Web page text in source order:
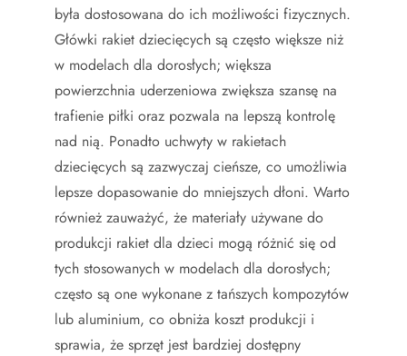
była dostosowana do ich możliwości fizycznych.
Główki rakiet dziecięcych są często większe niż
w modelach dla dorosłych; większa
powierzchnia uderzeniowa zwiększa szansę na
trafienie piłki oraz pozwala na lepszą kontrolę
nad nią. Ponadto uchwyty w rakietach
dziecięcych są zazwyczaj cieńsze, co umożliwia
lepsze dopasowanie do mniejszych dłoni. Warto
również zauważyć, że materiały używane do
produkcji rakiet dla dzieci mogą różnić się od
tych stosowanych w modelach dla dorosłych;
często są one wykonane z tańszych kompozytów
lub aluminium, co obniża koszt produkcji i
sprawia, że sprzęt jest bardziej dostępny